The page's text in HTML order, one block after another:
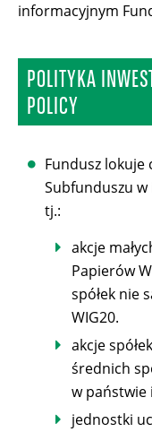
informacyjnym
POLITYKA
POLICY
Fundusz lokuje
Subfunduszu w
tj.:
akcje
Papierów
spółek nie
WIG20.
akcje
średnich
w państwie
jednostki